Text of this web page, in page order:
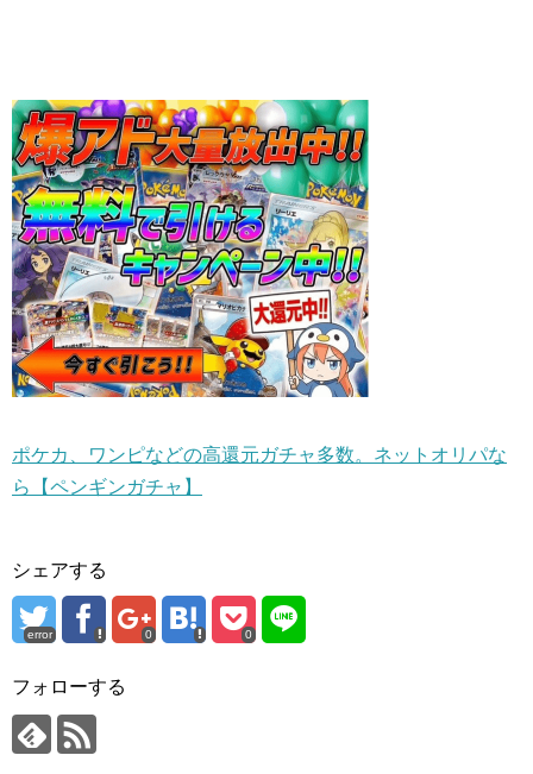
ポケカ、ワンピなどの高還元ガチャ多数。ネットオリパな
ら【ペンギンガチャ】
シェアする
error 0 0
フォローする